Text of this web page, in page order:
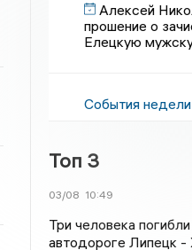
Алексей
прошение о
Елецкую
События недели
Топ 3
03/08 10:49
Три человека
автодороге Липецк -